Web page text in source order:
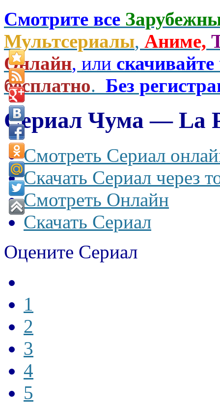
Смотрите все
Мультсериалы, Аниме,
Онлайн, или скачивайте
бесплатно. Без
Сериал Чума — La
Смотреть Сериал
Скачать Сериал через
Смотреть Онлайн
Скачать Сериал
Оцените Сериал
1
2
3
4
5